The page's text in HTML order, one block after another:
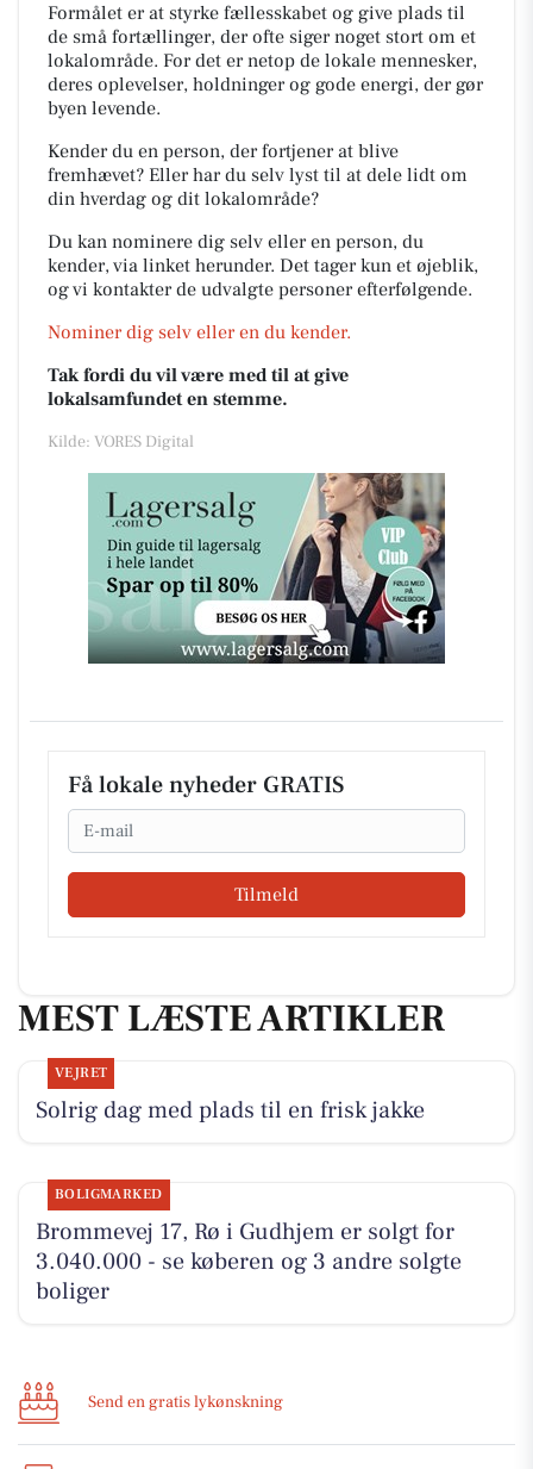
Formålet er at styrke fællesskabet og give plads til
de små fortællinger, der ofte siger noget stort om et
lokalområde. For det er netop de lokale mennesker,
deres oplevelser, holdninger og gode energi, der gør
byen levende.
Kender du en person, der fortjener at blive
fremhævet? Eller har du selv lyst til at dele lidt om
din hverdag og dit lokalområde?
Du kan nominere dig selv eller en person, du
kender, via linket herunder. Det tager kun et øjeblik,
og vi kontakter de udvalgte personer efterfølgende.
Nominer dig selv eller en du kender.
Tak fordi du vil være med til at give
lokalsamfundet en stemme.
Kilde: VORES Digital
Få lokale nyheder GRATIS
Email
Tilmeld
MEST LÆSTE ARTIKLER
VEJRET
Solrig dag med plads til en frisk jakke
BOLIGMARKED
Brommevej 17, Rø i Gudhjem er solgt for
3.040.000 - se køberen og 3 andre solgte
boliger
Send en gratis lykønskning